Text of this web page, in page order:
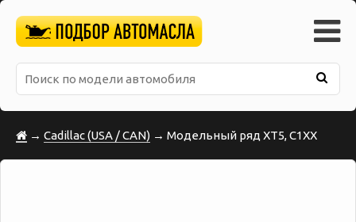
→ Cadillac (USA / CAN) → Модельный ряд XT5, C1XX